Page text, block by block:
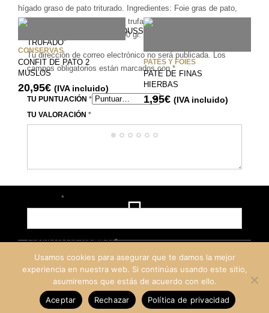
hígado graso de pato triturado. Ingredientes: Foie gras de pato,
grasa de pato, hígado de pollo, trufa (3%), sal, azúcar y especias.
Alérgenos: Leche y huevos. 200 gr.
Sé el primero en valorar “MOUSSE DE FOIE DE PATO
TRUFADO”
Tu dirección de correo electrónico no será publicada. Los
campos obligatorios están marcados con*
TU PUNTUACIÓN *
TU VALORACIÓN *
*
CORREO ELECTRÓNICO*
CONSERVAS
CONFIT DE PATO 2
MUSLOS
20,95€ (IVA incluido)
PATÉS Y FOIES
PATÉ DE FINAS
HIERBAS
1,95€ (IVA incluido)
©Rioja Delicias2019
Usamos cookies para asegurar que te damos la mejor
experiencia en nuestra web. Si continúas usando este sitio,
asumiremos que estás de acuerdo con ello.
Aceptar
Rechazar Política de privacidad